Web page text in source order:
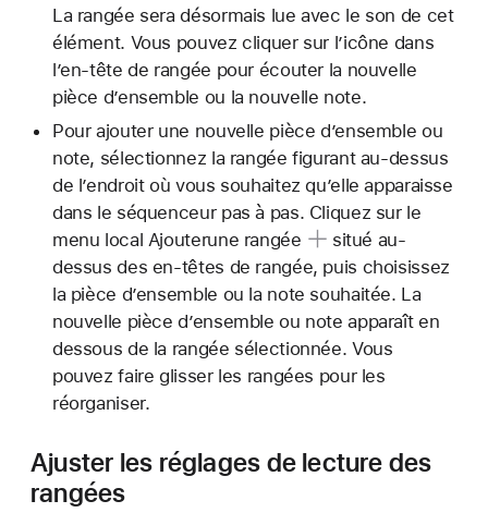
La rangée sera désormais lue avec le son de cet
élément. Vous pouvez cliquer sur l’icône dans
l’en-tête de rangée pour écouter la nouvelle
pièce d’ensemble ou la nouvelle note.
Pour ajouter une nouvelle pièce d’ensemble ou
note, sélectionnez la rangée figurant au-dessus
de l’endroit où vous souhaitez qu’elle apparaisse
dans le séquenceur pas à pas. Cliquez sur le
menu local Ajouterune rangée
situé au-
dessus des en-têtes de rangée, puis choisissez
la pièce d’ensemble ou la note souhaitée. La
nouvelle pièce d’ensemble ou note apparaît en
dessous de la rangée sélectionnée. Vous
pouvez faire glisser les rangées pour les
réorganiser.
Ajuster les réglages de lecture des
rangées